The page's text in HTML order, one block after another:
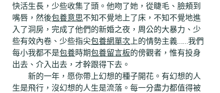
快活生長，少些收集了頭。他吻了她，從睫毛、臉頰到
嘴唇，然後包養意思不知不覺地上了床，不知不覺地進
入了洞房，完成了他們的新婚之夜，周公的大暴力、少
些有效內卷、少些指尖包養網單次 上的情勢主義……我們
每小我都不是包養時期包養留言板的傍觀者，惟有投身
出去、介入出去，才幹跟得下去。
新的一年，愿你帶上幻想的種子開花。有幻想的人
生是飛行，沒幻想的人生是流落。每一分盡力都值得被